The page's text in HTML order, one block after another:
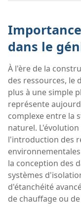
dans le
À l'ère de la
des ressources, le
plus à une simple
représente
complexe entre la
naturel.
l'introduction des
la conception des
systèmes
d'étanchéité
de chauffage ou